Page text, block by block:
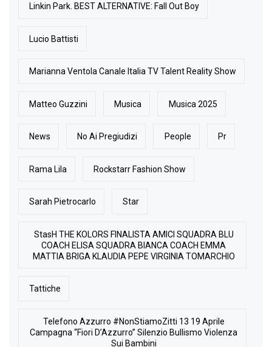
Linkin Park. BEST ALTERNATIVE: Fall Out Boy
Lucio Battisti
Marianna Ventola Canale Italia TV Talent Reality Show
Matteo Guzzini Musica Musica 2025
News No Ai Pregiudizi People Pr
Rama Lila Rockstarr Fashion Show
Sarah Pietrocarlo Star
StasH THE KOLORS FINALISTA AMICI SQUADRA BLU
COACH ELISA SQUADRA BIANCA COACH EMMA
MATTIA BRIGA KLAUDIA PEPE VIRGINIA TOMARCHIO
Tattiche
Telefono Azzurro #NonStiamoZitti 13 19 Aprile
Campagna “Fiori D’Azzurro” Silenzio Bullismo Violenza
Sui Bambini